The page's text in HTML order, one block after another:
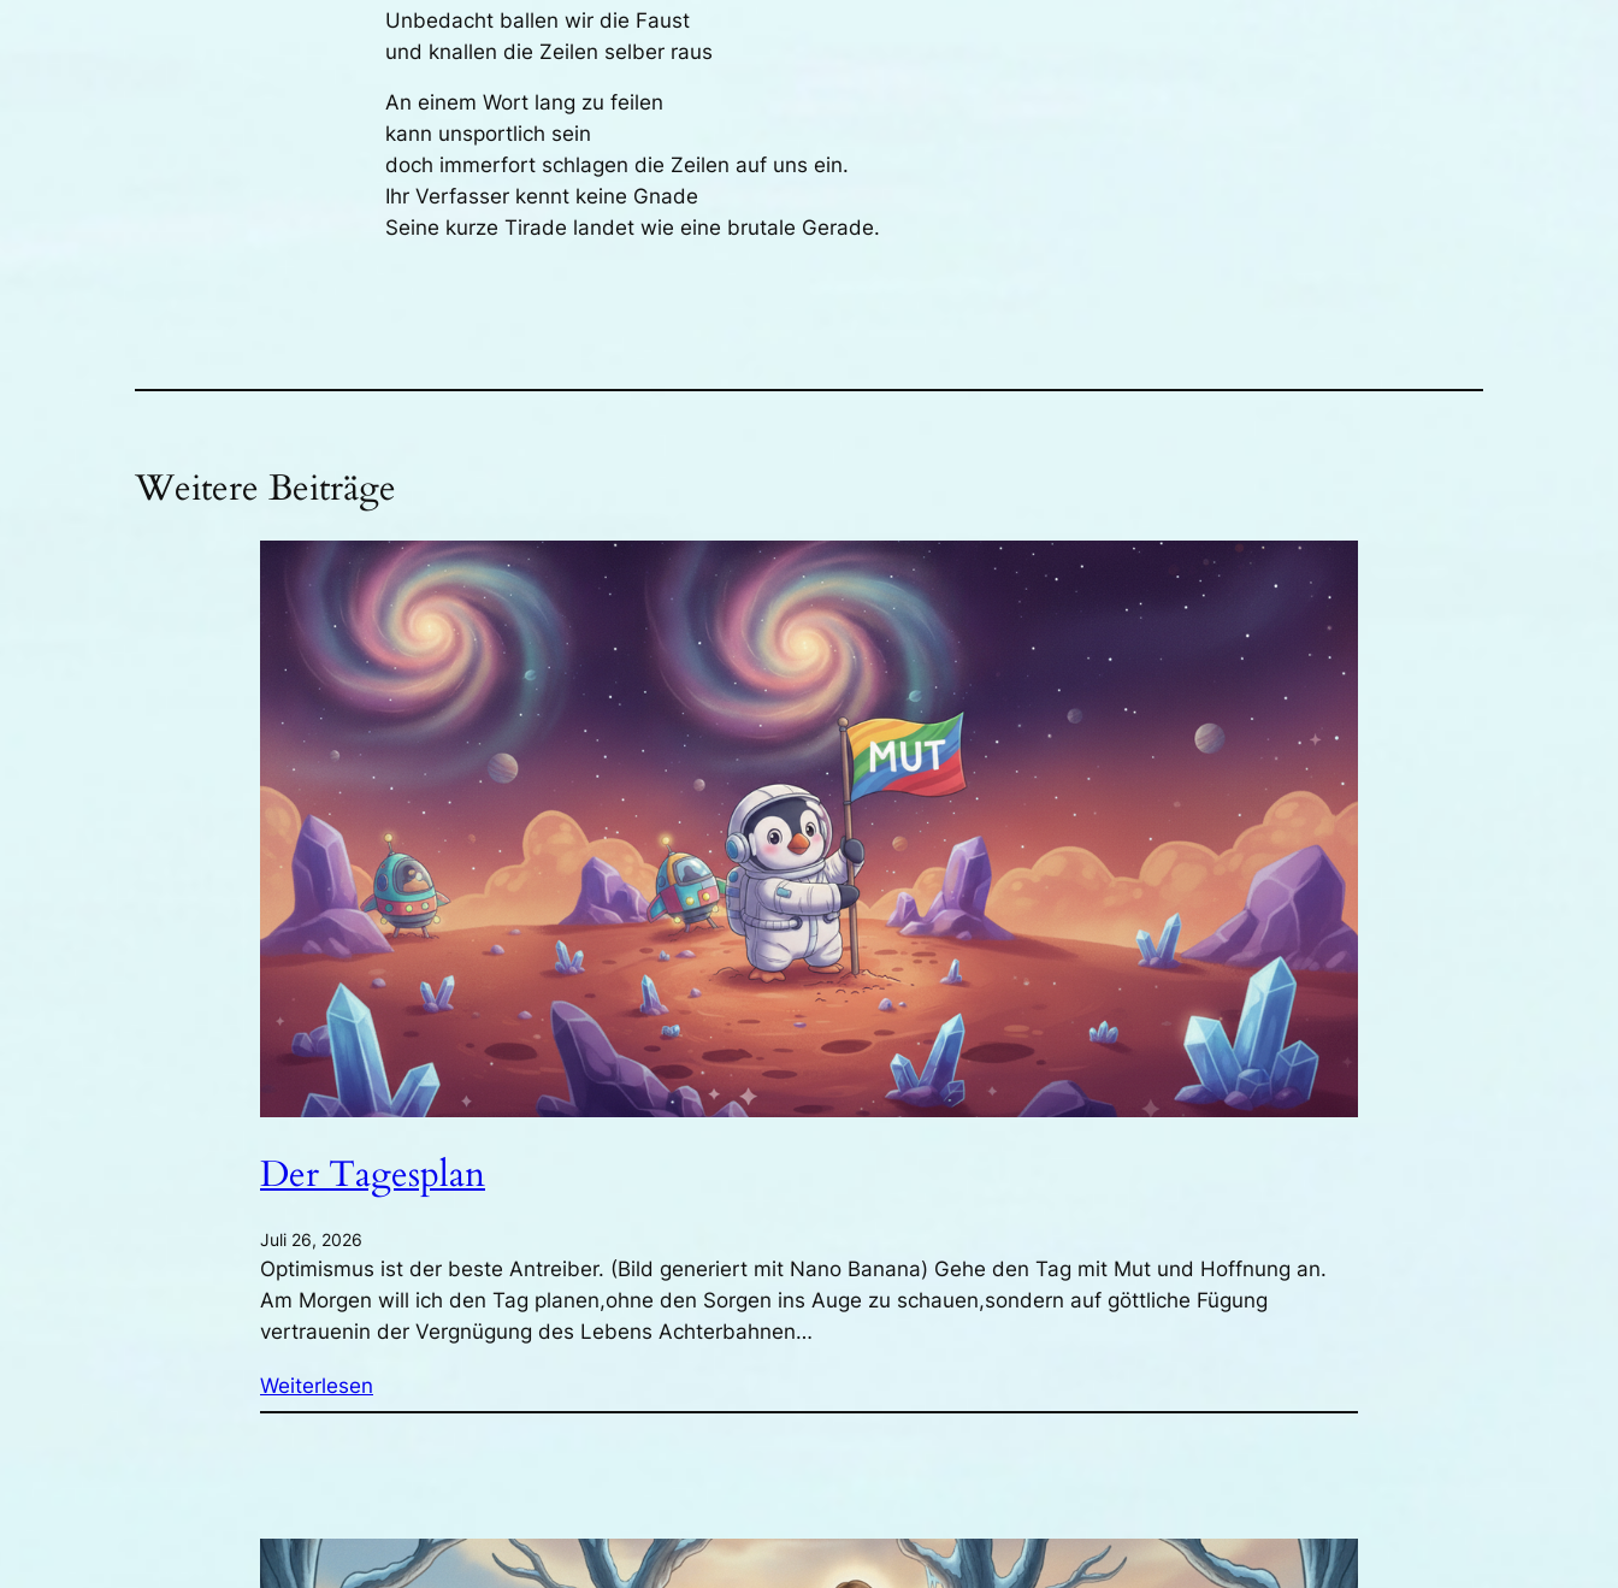
Unbedacht ballen wir die Faust
und knallen die Zeilen selber raus
An einem Wort lang zu feilen
kann unsportlich sein
doch immerfort schlagen die Zeilen auf uns ein.
Ihr Verfasser kennt keine Gnade
Seine kurze Tirade landet wie eine brutale Gerade.
Weitere Beiträge
Der Tagesplan
Juli 26, 2026
Optimismus ist der beste Antreiber. (Bild generiert mit Nano Banana) Gehe den Tag mit Mut und Hoffnung an.
Am Morgen will ich den Tag planen,ohne den Sorgen ins Auge zu schauen,sondern auf göttliche Fügung
vertrauenin der Vergnügung des Lebens Achterbahnen…
Weiterlesen